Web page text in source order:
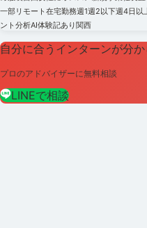
一部リモート在宅勤務週1週2以下週4日以
ント分析AI体験記あり関西
自分に合うインターンが分
プロのアドバイザーに無料相談
LINEで相談